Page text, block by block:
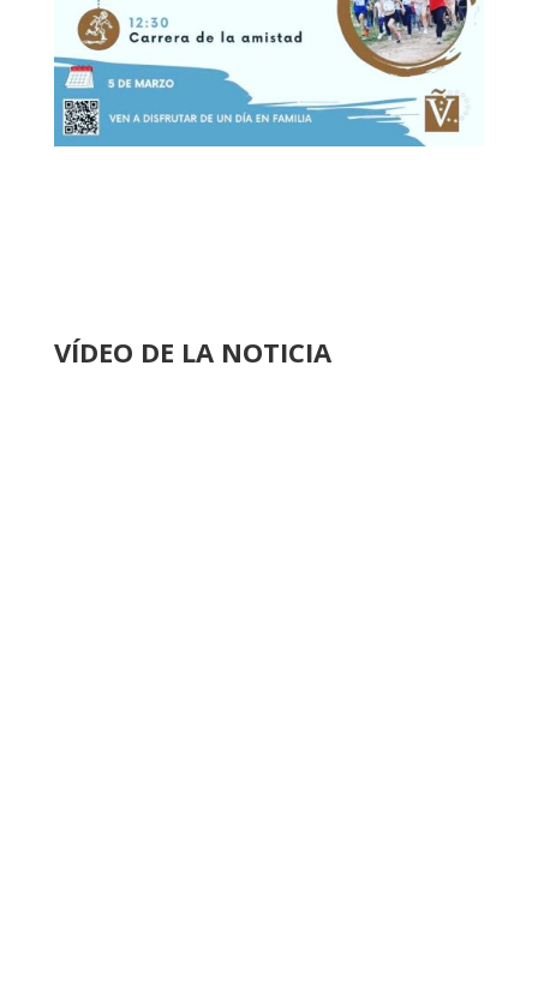
VÍDEO DE LA NOTICIA